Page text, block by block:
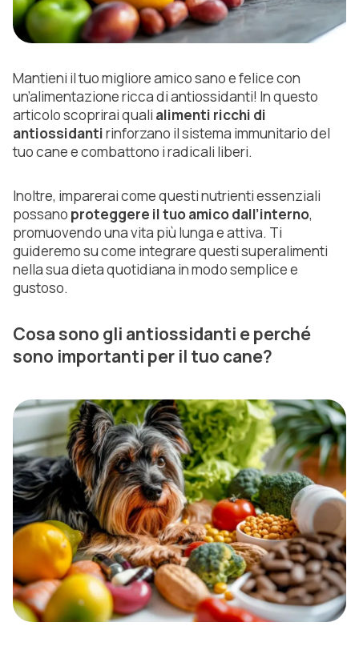
Mantieni il tuo migliore amico sano e felice con
un’alimentazione ricca di antiossidanti! In questo
articolo scoprirai quali alimenti ricchi di
antiossidantirinforzano il sistema immunitario del
tuo cane e combattono i radicali liberi.
Inoltre, imparerai come questi nutrienti essenziali
possano proteggere il tuo amico dall’interno,
promuovendo una vita più lunga e attiva. Ti
guideremo su come integrare questi superalimenti
nella sua dieta quotidiana in modo semplice e
gustoso.
Cosa sono gli antiossidanti e perché
sono importanti per il tuo cane?